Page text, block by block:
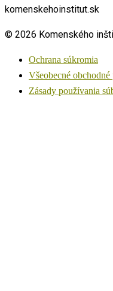
komenskehoinstitut.sk
© 2026 Komenského
Ochrana súkromia
Všeobecné
Zásady používania